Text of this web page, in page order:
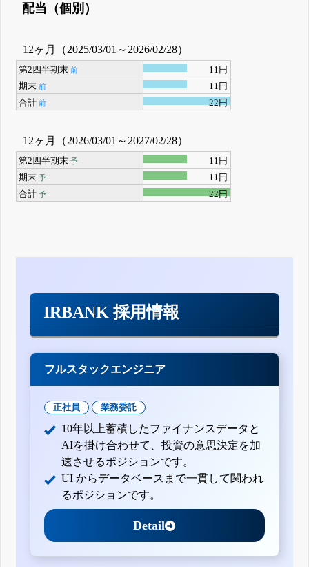
配当（個別）
12ヶ月（2025/03/01～2026/02/28）
第2四半期末前
11円
期末前
11円
合計前 22円
12ヶ月（2026/03/01～2027/02/28）
第2四半期末予
11円
期末予
11円
合計予 22円
IRBANK 採用情報
フルスタックエンジニア
正社員 業務委託
10年以上蓄積したファイナンスデータと
AIを掛け合わせて、投資の意思決定を加
速させるポジションです。
UI からデータベースまで一貫して関われ
るポジションです。
Detail